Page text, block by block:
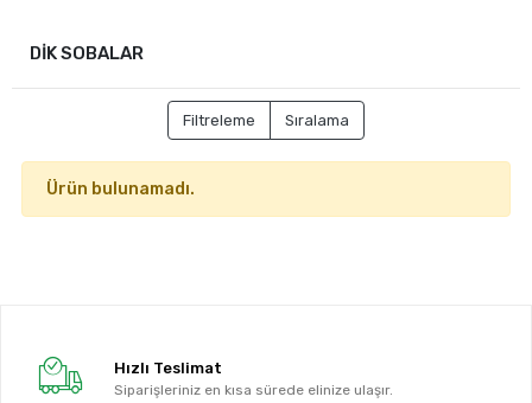
DİK SOBALAR
Filtreleme Sıralama
Ürün bulunamadı.
Hızlı Teslimat
Siparişleriniz en kısa sürede elinize ulaşır.